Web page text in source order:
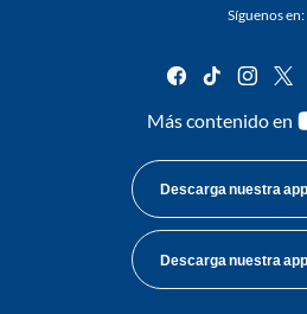
Síguenos en:
facebook
tiktok
Más contenido en
Descarga nuestra
Descarga nuestra